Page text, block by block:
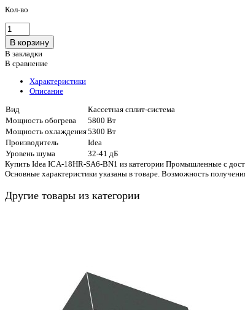
Кол-во
В закладки
В сравнение
Характеристики
Описание
Вид
Кассетная сплит-система
Мощность обогрева
5800 Вт
Мощность охлаждения5300 Вт
Производитель
Idea
Уровень шума
32-41 дБ
Купить Idea ICA-18HR-SA6-BN1 из категории Промышленные с
Основные характеристики указаны в товаре. Возможность
Другие товары из категории